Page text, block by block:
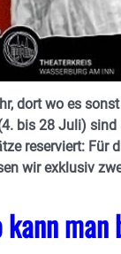
dort wo es
bis 28 Juli)
reserviert:
wir exklusiv
kann man